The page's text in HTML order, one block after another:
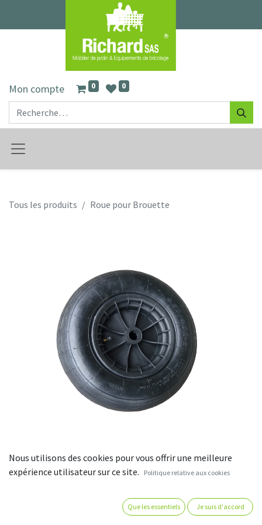
Mon compte 0 0
Tous les produits Roue pour Brouette
Roue pour Brouette
Corps de roue en polypropylène noir. Bandage pneumatique à
profil ligné. Moyeu équipé de roulements à rouleaux. Capacité
Nous utilisons des cookies pour vous offrir une meilleure
expérience utilisateur sur ce site.
Politique relative aux cookies
Que les essentiels Je suis d'accord